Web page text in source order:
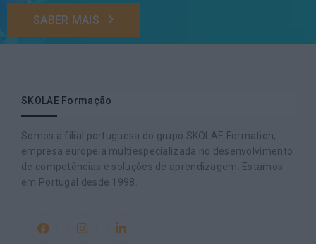
SABER MAIS
SKOLAE Formação
Somos a filial portuguesa do grupo SKOLAE Formation,
empresa europeia multiespecializada no desenvolvimento
de competências e soluções de aprendizagem. Estamos
em Portugal desde 1998.